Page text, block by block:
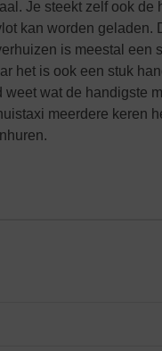
Je steekt zelf ook de
kan worden geladen.
is meestal een
het is ook een stuk
wat de handigste
meerdere keren